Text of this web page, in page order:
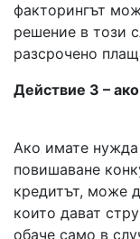
факторингът
решение в този
разсрочено
Действие 3 –
Ако имате нужда
повишаване
кредитът, може
които дават
обаче само в